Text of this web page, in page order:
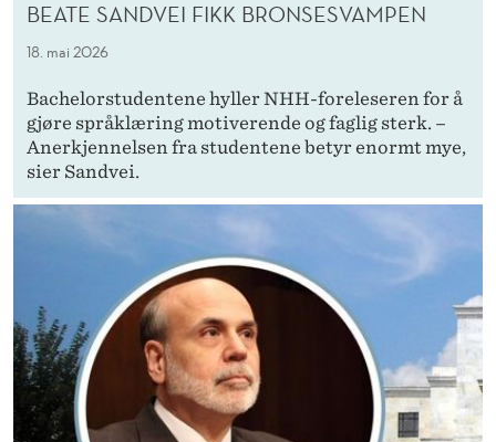
BEATE SANDVEI FIKK BRONSESVAMPEN
18. mai 2026
Bachelorstudentene hyller NHH-foreleseren for å
gjøre språklæring motiverende og faglig sterk. –
Anerkjennelsen fra studentene betyr enormt mye,
sier Sandvei.